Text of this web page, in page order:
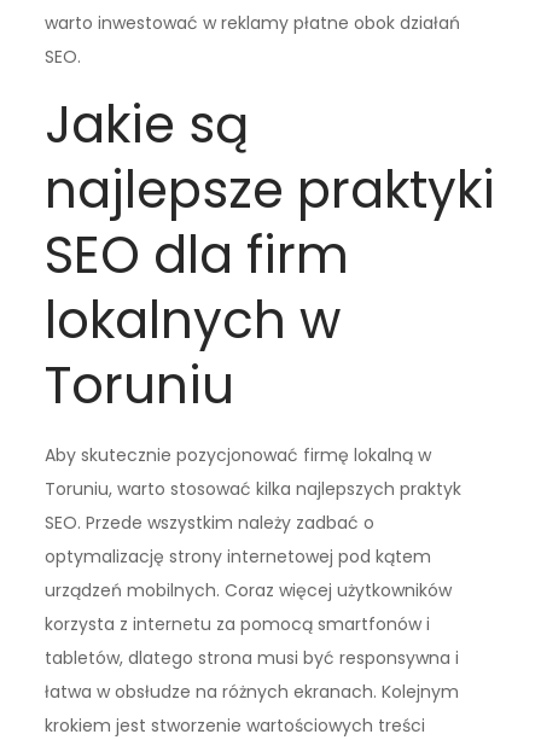
warto inwestować w reklamy płatne obok działań
SEO.
Jakie są
najlepsze praktyki
SEO dla firm
lokalnych w
Toruniu
Aby skutecznie pozycjonować firmę lokalną w
Toruniu, warto stosować kilka najlepszych praktyk
SEO. Przede wszystkim należy zadbać o
optymalizację strony internetowej pod kątem
urządzeń mobilnych. Coraz więcej użytkowników
korzysta z internetu za pomocą smartfonów i
tabletów, dlatego strona musi być responsywna i
łatwa w obsłudze na różnych ekranach. Kolejnym
krokiem jest stworzenie wartościowych treści